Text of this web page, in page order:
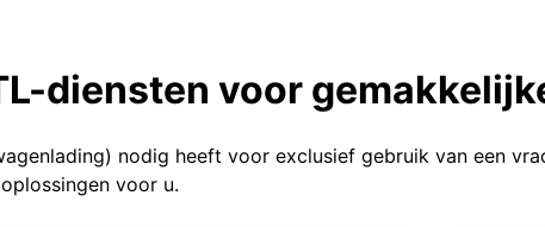
diensten voor
nodig heeft voor exclusief gebruik van een
voor u.